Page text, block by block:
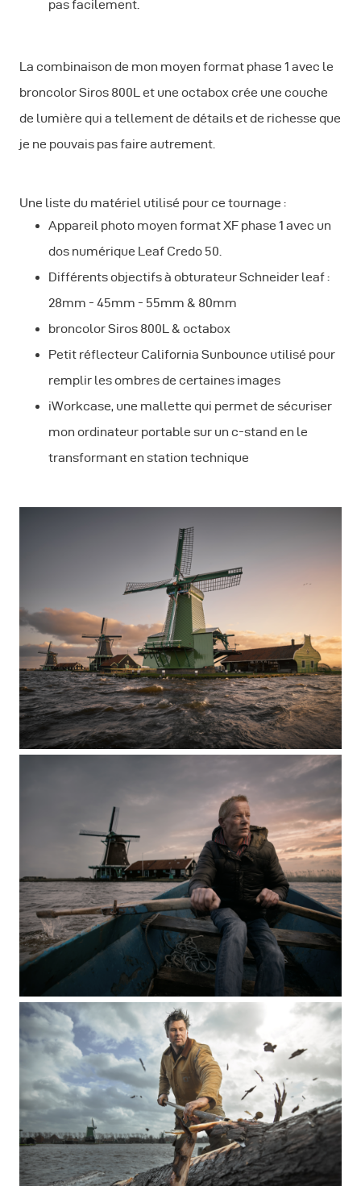
pas facilement.
La combinaison de mon moyen format phase 1 avec le
broncolor Siros 800L et une octabox crée une couche
de lumière qui a tellement de détails et de richesse que
je ne pouvais pas faire autrement.
Une liste du matériel utilisé pour ce tournage :
Appareil photo moyen format XF phase 1 avec un
dos numérique Leaf Credo 50.
Différents objectifs à obturateur Schneider leaf :
28mm - 45mm - 55mm & 80mm
broncolor Siros 800L & octabox
Petit réflecteur California Sunbounce utilisé pour
remplir les ombres de certaines images
iWorkcase, une mallette qui permet de sécuriser
mon ordinateur portable sur un c-stand en le
transformant en station technique